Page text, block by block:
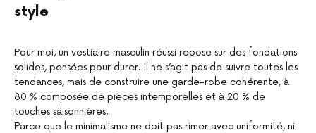
style
Pour moi, un vestiaire masculin réussi repose sur des fondations
solides, pensées pour durer. Il ne s’agit pas de suivre toutes les
tendances, mais de construire une garde-robe cohérente, à
80 % composée de pièces intemporelles et à 20 % de
touches saisonnières.
Parce que le minimalisme ne doit pas rimer avec uniformité, ni